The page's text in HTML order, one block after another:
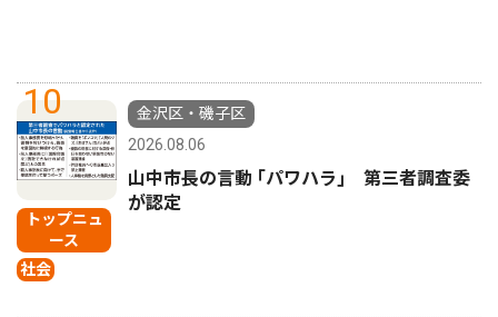
10
トップニュ
ース
社会
金沢区・磯子区
2026.08.06
山中市長の言動 ｢パワハラ｣ 第三者調査委
が認定